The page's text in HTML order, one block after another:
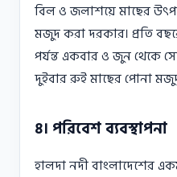
বিল ও জলাশয়ে মাছের
মজুদ করা দরকার। প্রতি
পর্যন্ত একবার ও জুন থেকে
দুইবার রুই মাছের পোনা
৪। পরিবেশ ব্যবস্থাপনা
হালদা নদী বাংলাদেশের